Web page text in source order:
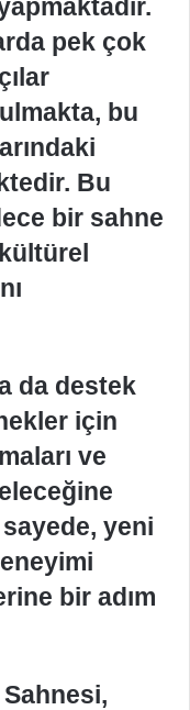
pek çok
bu
Bu
bir sahne
da destek
için
ve
yeni
bir adım
Sahnesi,